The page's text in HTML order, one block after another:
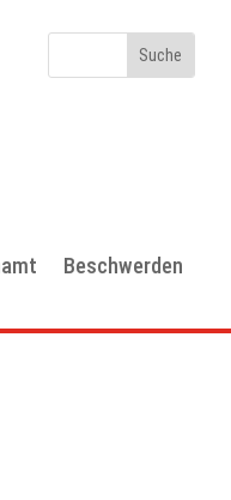
Beschwerden